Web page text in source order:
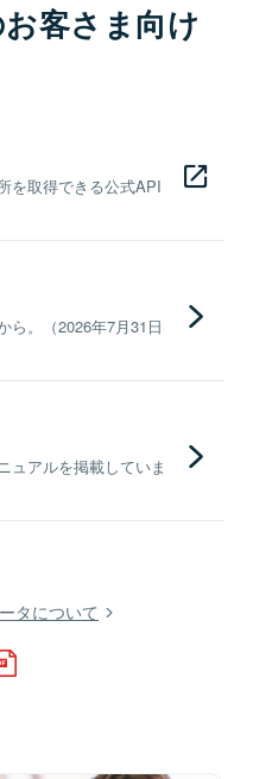
客さま向け
を取得できる公式API
ら。（2026年7月31日
ュアルを掲載していま
タについて